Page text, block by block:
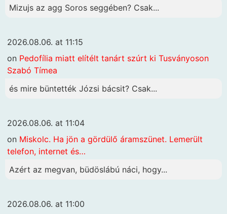
Mizujs az agg Soros seggében? Csak...
2026.08.06. at 11:15
on Pedofília miatt elítélt tanárt szúrt ki Tusványoson
Szabó Tímea
és mire büntették Józsi bácsit? Csak...
2026.08.06. at 11:04
on Miskolc. Ha jön a gördülő áramszünet. Lemerült
telefon, internet és…
Azért az megvan, büdöslábú náci, hogy...
2026.08.06. at 11:00